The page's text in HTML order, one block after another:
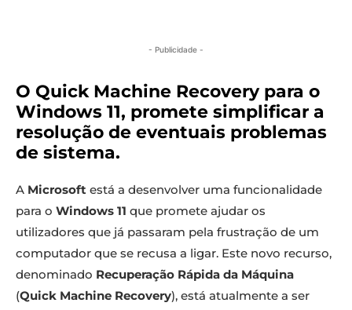
- Publicidade -
O Quick Machine Recovery para o
Windows 11, promete simplificar a
resolução de eventuais problemas
de sistema.
A Microsoft está a desenvolver uma funcionalidade
para o Windows 11 que promete ajudar os
utilizadores que já passaram pela frustração de um
computador que se recusa a ligar. Este novo recurso,
denominado Recuperação Rápida da Máquina
(Quick Machine Recovery), está atualmente a ser